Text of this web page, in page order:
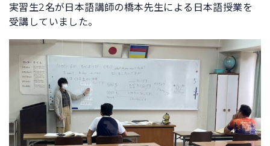
実習生2名が日本語講師の橋本先生による日本語授業を
受講していました。